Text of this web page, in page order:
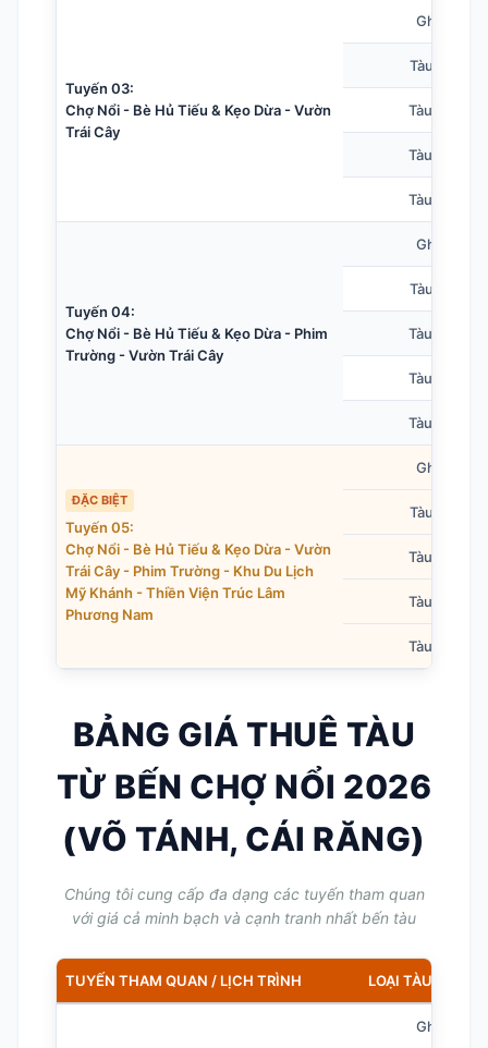
Tuyến 03:
Chợ Nổi - Bè Hủ Tiếu & Kẹo Dừa - Vườn
Trái Cây
Ghe nhỏ
Tàu 10 chỗ
Tàu 20 chỗ
Tàu 30 chỗ
Tàu 40 chỗ
Tuyến 04:
Chợ Nổi - Bè Hủ Tiếu & Kẹo Dừa - Phim
Trường - Vườn Trái Cây
Ghe nhỏ
Tàu 10 chỗ
Tàu 20 chỗ
Tàu 30 chỗ
Tàu 40 chỗ
ĐẶC BIỆT
Tuyến 05:
Chợ Nổi - Bè Hủ Tiếu & Kẹo Dừa - Vườn
Trái Cây - Phim Trường - Khu Du Lịch
Mỹ Khánh - Thiền Viện Trúc Lâm
Phương Nam
Ghe nhỏ
Tàu 10 chỗ
Tàu 20 chỗ
Tàu 30 chỗ
Tàu 40 chỗ
BẢNG GIÁ THUÊ TÀU
TỪ BẾN CHỢ NỔI 2026
(VÕ TÁNH, CÁI RĂNG)
Chúng tôi cung cấp đa dạng các tuyến tham quan
với giá cả minh bạch và cạnh tranh nhất bến tàu
TUYẾN THAM QUAN / LỊCH TRÌNH LOẠI TÀU / SỨC
Ghe nhỏ